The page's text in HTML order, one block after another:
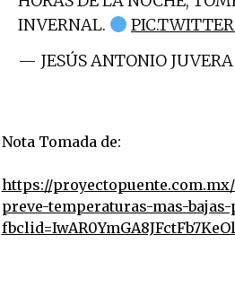
INVERNAL.
— JESÚS ANTONIO
Nota Tomada de:
https://
preve-temperaturas-mas-